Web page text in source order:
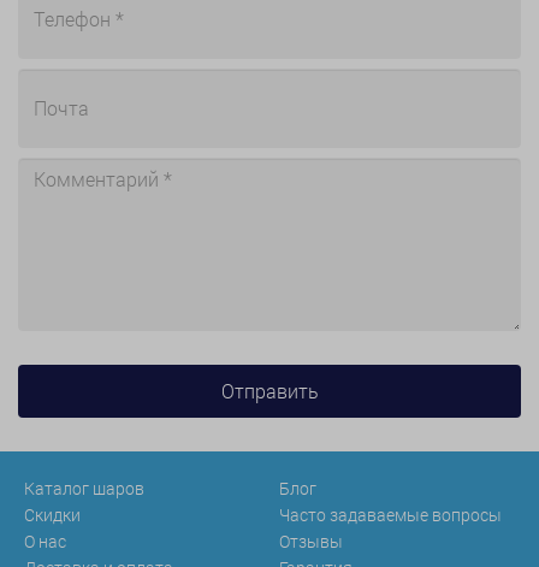
Каталог шаров
Скидки
О нас
Блог
Часто задаваемые вопросы
Отзывы